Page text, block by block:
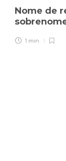
Nome de
1 min